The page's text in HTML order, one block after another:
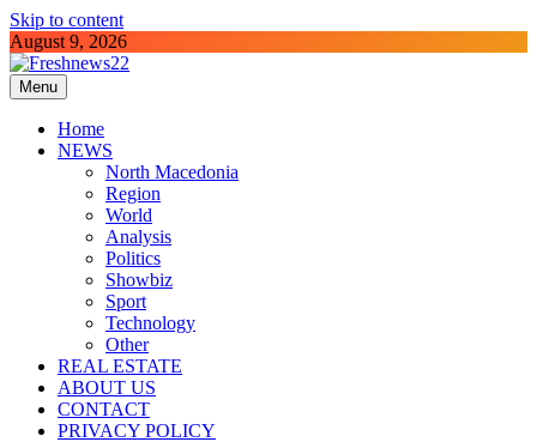
Skip to content
August 9, 2026
Freshnews22
Best News Website in North Macedonia
Menu
Home
NEWS
North Macedonia
Region
World
Analysis
Politics
Showbiz
Sport
Technology
Other
REAL ESTATE
ABOUT US
CONTACT
PRIVACY POLICY